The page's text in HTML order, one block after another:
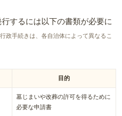
するには以下の書類が必要に
政手続きは、各自治体によって異なるこ
目的
墓じまいや改葬の許可を得るために
必要な申請書